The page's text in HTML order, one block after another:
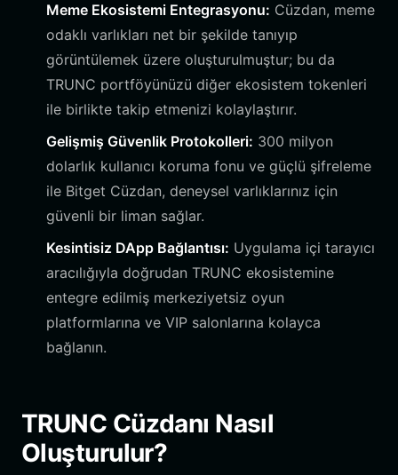
Meme Ekosistemi Entegrasyonu: Cüzdan, meme
odaklı varlıkları net bir şekilde tanıyıp
görüntülemek üzere oluşturulmuştur; bu da
TRUNC portföyünüzü diğer ekosistem tokenleri
ile birlikte takip etmenizi kolaylaştırır.
Gelişmiş Güvenlik Protokolleri: 300 milyon
dolarlık kullanıcı koruma fonu ve güçlü şifreleme
ile Bitget Cüzdan, deneysel varlıklarınız için
güvenli bir liman sağlar.
Kesintisiz DApp Bağlantısı: Uygulama içi tarayıcı
aracılığıyla doğrudan TRUNC ekosistemine
entegre edilmiş merkeziyetsiz oyun
platformlarına ve VIP salonlarına kolayca
bağlanın.
TRUNC Cüzdanı Nasıl
Oluşturulur?